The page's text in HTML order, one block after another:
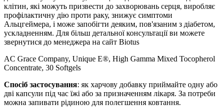
клітин, які можуть призвести до захворювань серця, виробляє
профілактичну дію проти раку, знижує симптоми
Альцгеймера, і може запобігти деяким, пов'язаним з діабетом,
ускладненням. Для більш детальної консультації ви можете
звернутися до менеджера на сайт Biotus
AC Grace Company, Unique E®, High Gamma Mixed Tocopherol
Concentrate, 30 Softgels
Спосіб застосування: як харчову добавку приймайте одну або
дві капсули під час їжі або за призначенням лікаря. За потреби
можна запивати рідиною для полегшення ковтання.